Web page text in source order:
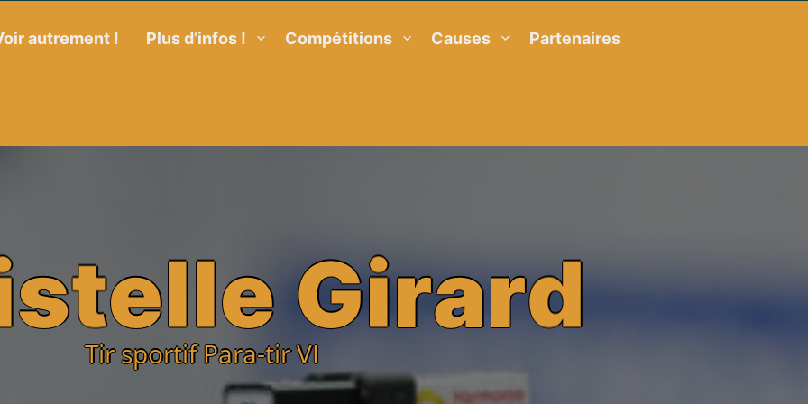
autrement ! Plus d’infos ! Compétitions Causes Partenaires
stelleGirard
Tir sportif Para-tir VI